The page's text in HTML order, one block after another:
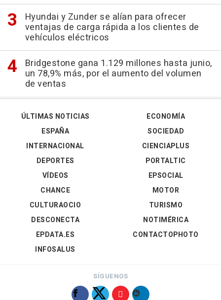
Hyundai y Zunder se alían para ofrecer
ventajas de carga rápida a los clientes de
vehículos eléctricos
Bridgestone gana 1.129 millones hasta junio,
un 78,9% más, por el aumento del volumen
de ventas
ÚLTIMAS NOTICIAS
ESPAÑA
INTERNACIONAL
DEPORTES
VÍDEOS
ECONOMÍA
SOCIEDAD
CIENCIAPLUS
PORTALTIC
EPSOCIAL
CHANCE
CULTURAOCIO
DESCONECTA
EPDATA.ES
INFOSALUS
MOTOR
TURISMO
NOTIMÉRICA
CONTACTOPHOTO
SÍGUENOS